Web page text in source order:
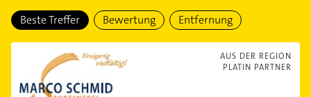
Beste Treffer Bewertung Entfernung
AUS DER REGION
PLATIN PARTNER